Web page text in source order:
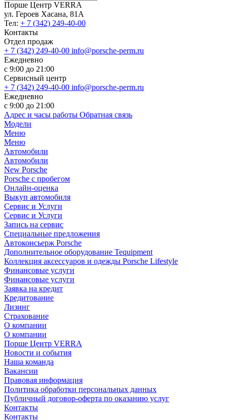
Порше Центр VERRA
ул. Героев Хасана, 81А
Тел: + 7 (342) 249-40-00
Контакты
Отдел продаж
+ 7 (342) 249-40-00 info@porsche-perm.ru
Ежедневно
с 9:00 до 21:00
Сервисный центр
+ 7 (342) 249-40-00 info@porsche-perm.ru
Ежедневно
с 9:00 до 21:00
Адрес и часы работы Обратная связь
Модели
Меню
Меню
Автомобили
Автомобили
New Porsche
Porsche с пробегом
Онлайн-оценка
Выкуп автомобиля
Сервис и Услуги
Сервис и Услуги
Запись на сервис
Специальные предложения
Автоконсьерж Porsche
Дополнительное оборудование Tequipment
Коллекция аксессуаров и одежды Porsche Lifestyle
Финансовые услуги
Финансовые услуги
Заявка на кредит
Кредитование
Лизинг
Страхование
О компании
О компании
Порше Центр VERRA
Новости и события
Наша команда
Вакансии
Правовая информация
Политика обработки персональных данных
Публичный договор-оферта по оказанию услуг
Контакты
Контакты